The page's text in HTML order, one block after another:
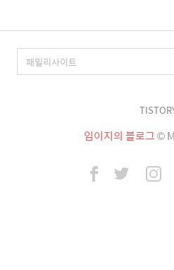
임이지의 블로그©